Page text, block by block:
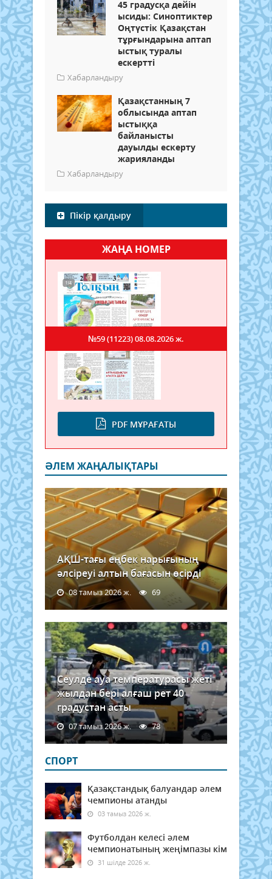
45 градусқа дейін
ысиды: Синоптиктер
Оңтүстік Қазақстан
тұрғындарына аптап
ыстық туралы
ескертті
Хабарландыру
Қазақстанның 7
облысында аптап
ыстыққа
байланысты
дауылды ескерту
жарияланды
Хабарландыру
Пікір қалдыру
ЖАҢА НОМЕР
PDF МҰРАҒАТЫ
№59 (11223)08.08.2026 ж.
ӘЛЕМ ЖАҢАЛЫҚТАРЫ
АҚШ-тағы еңбек нарығының
әлсіреуі алтын бағасын өсірді
08 тамыз 2026 ж. 69
Сеулде ауа температурасы жеті
жылдан бері алғаш рет 40
градустан асты
07 тамыз 2026 ж. 78
СПОРТ
Қазақстандық балуандар әлем
чемпионы атанды
03 тамыз 2026 ж.
Футболдан келесі әлем
чемпионатының жеңімпазы кім
31 шілде 2026 ж.